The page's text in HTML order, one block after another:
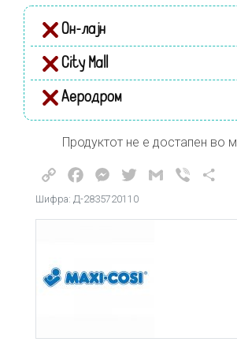
Он-лајн
City Mall
Аеродром
Продуктот не е достапен во
Copy
Link
FacebookMessenger
TwitterGmail Viber
Шифра: Д-2835720110